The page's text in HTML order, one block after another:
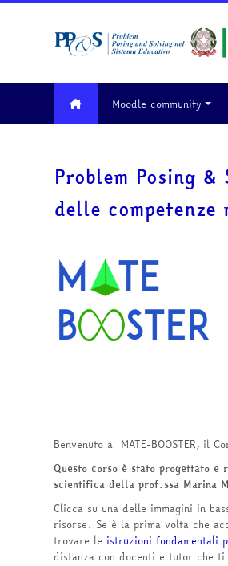
Moodle community
Problem Posing
delle competenze
Benvenuto a MATE-BOOSTER, il
Questo corso è stato progettato
scientifica della prof.ssa Marina
Clicca su una delle immagini in
risorse. Se è la prima volta che
trovare le istruzioni fondamentali
distanza con docenti e tutor che